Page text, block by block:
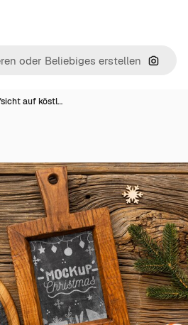
Nach
auf köstl…